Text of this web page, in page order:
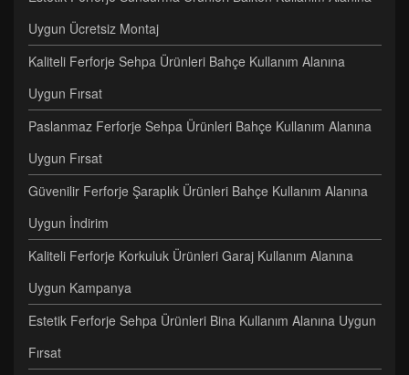
Uygun Ücretsiz Montaj
Kaliteli Ferforje Sehpa Ürünleri Bahçe Kullanım Alanına
Uygun Fırsat
Paslanmaz Ferforje Sehpa Ürünleri Bahçe Kullanım Alanına
Uygun Fırsat
Güvenilir Ferforje Şaraplık Ürünleri Bahçe Kullanım Alanına
Uygun İndirim
Kaliteli Ferforje Korkuluk Ürünleri Garaj Kullanım Alanına
Uygun Kampanya
Estetik Ferforje Sehpa Ürünleri Bina Kullanım Alanına Uygun
Fırsat